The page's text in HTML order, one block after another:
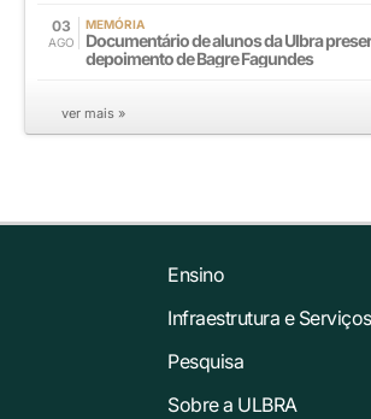
03
AGO
MEMÓRIA
Documentário de alunos da Ulbra
depoimento de Bagre Fagundes
ver mais »
Ensino
Infraestrutura e Serviços
Pesquisa
Sobre a ULBRA